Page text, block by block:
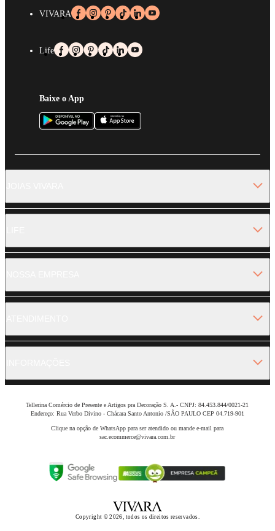
VIVARA
Life
Baixe o App
Tellerina Comércio de Presente e Artigos pra Decoração S. A.- CNPJ: 84.453.844/0021-21
Endereço: Rua Verbo Divino - Chácara Santo Antonio /SÃO PAULO CEP 04.719-901
Clique na opção de WhatsApp para ser atendido ou mande e-mail para
sac.ecommerce@vivara.com.br
Copyright © 2026, todos os direitos reservados.